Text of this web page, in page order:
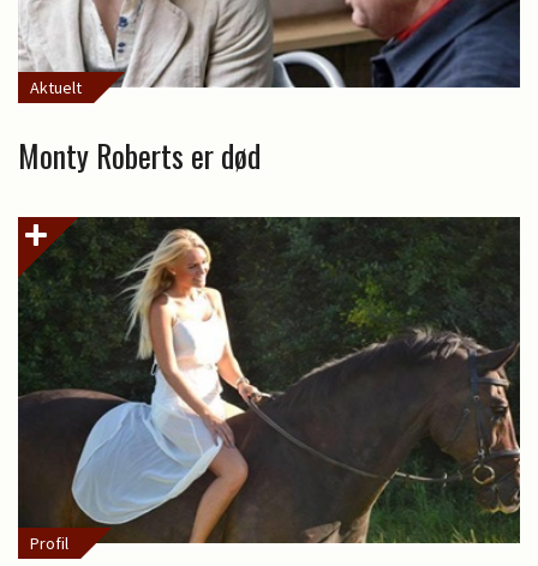
Aktuelt
Monty Roberts er død
Profil